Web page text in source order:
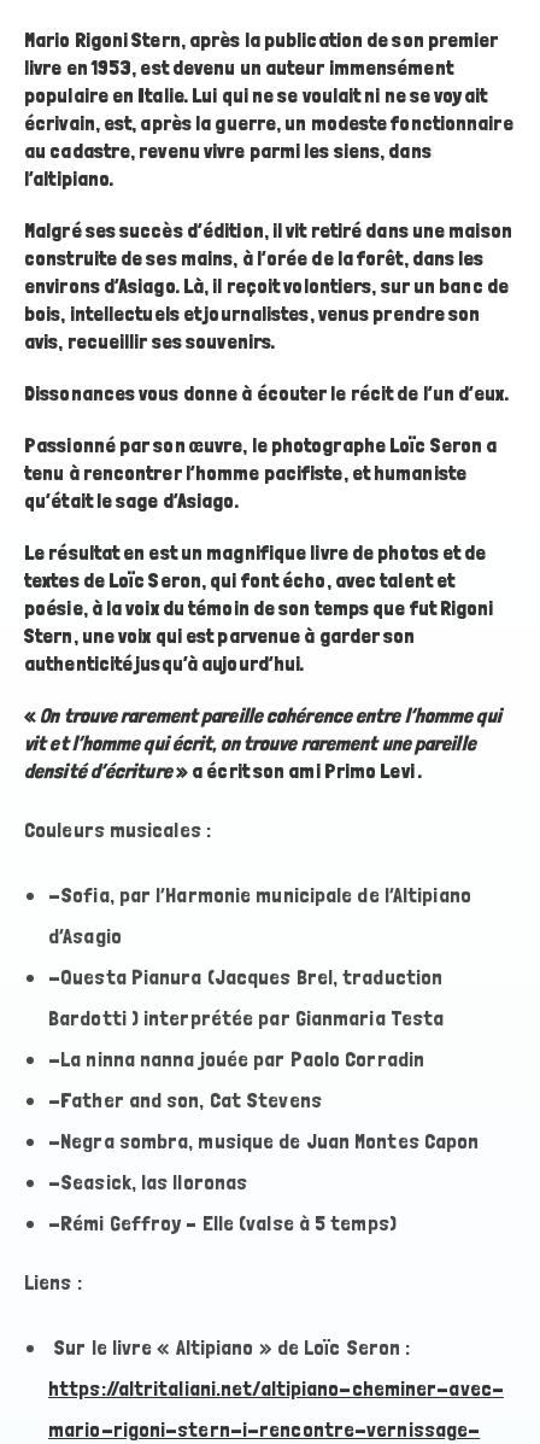
Mario Rigoni Stern, après la publication de son premier
livre en 1953, est devenu un auteur immensément
populaire en Italie. Lui qui ne se voulait ni ne se voyait
écrivain, est, après la guerre, un modeste fonctionnaire
au cadastre, revenu vivre parmi les siens, dans
l’altipiano.
Malgré ses succès d’édition, il vit retiré dans une maison
construite de ses mains, à l’orée de la forêt, dans les
environs d’Asiago. Là, il reçoit volontiers, sur un banc de
bois, intellectuels et journalistes, venus prendre son
avis, recueillir ses souvenirs.
Dissonances vous donne à écouter le récit de l’un d’eux.
Passionné par son œuvre, le photographe Loïc Seron a
tenu à rencontrer l’homme pacifiste, et humaniste
qu’était le sage d’Asiago.
Le résultat en est un magnifique livre de photos et de
textes de Loïc Seron, qui font écho, avec talent et
poésie, à la voix du témoin de son temps que fut Rigoni
Stern, une voix qui est parvenue à garder son
authenticité jusqu’à aujourd’hui.
« On trouve rarement pareille cohérence entre l’homme qui
vit et l’homme qui écrit, on trouve rarement une pareille
densité d’écriture» a écrit son ami Primo Levi .
Couleurs musicales :
-Sofia, par l’Harmonie municipale de l’Altipiano
d’Asagio
-Questa Pianura (Jacques Brel, traduction
Bardotti ) interprétée par Gianmaria Testa
-La ninna nanna jouée par Paolo Corradin
-Father and son, Cat Stevens
-Negra sombra, musique de Juan Montes Capon
-Seasick, las lloronas
-Rémi Geffroy – Elle (valse à 5 temps)
Liens :
Sur le livre « Altipiano » de Loïc Seron :
https://altritaliani.net/altipiano-cheminer-avec-
mario-rigoni-stern-i-rencontre-vernissage-